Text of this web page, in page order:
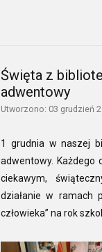
Święta z
adwentowy
Utworzono: 03 grudzień
1 grudnia w naszej
adwentowy. Każdego
ciekawym,
działanie w ramach
człowieka” na rok